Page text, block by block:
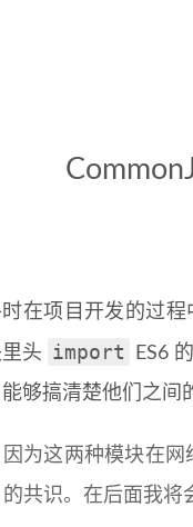
在项目开发的过程
头 import ES6
够搞清楚他们之间
因为这两种模块在
的共识。在后面我将